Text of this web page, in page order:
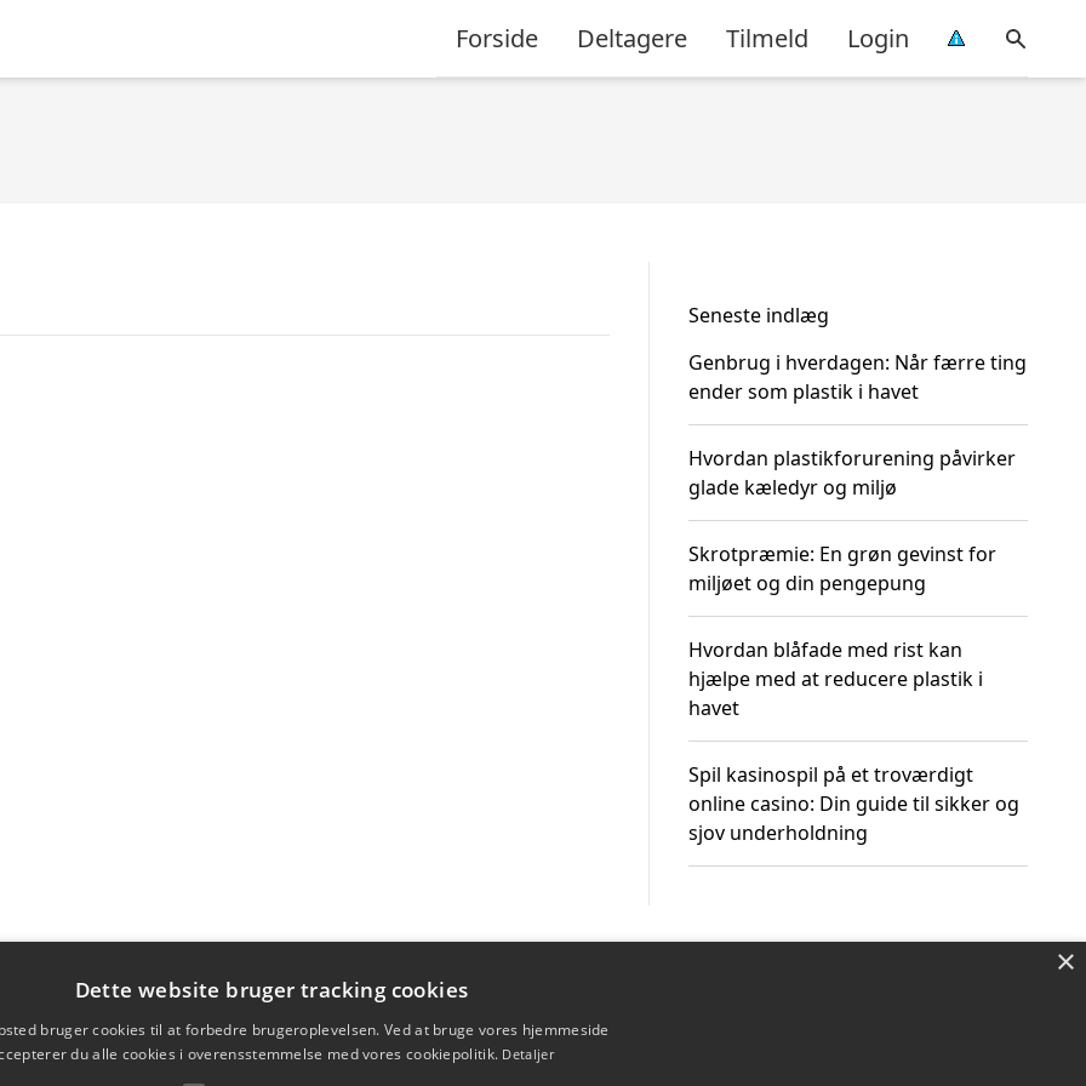
Forside Deltagere Tilmeld Login
Seneste indlæg
Genbrug i hverdagen: Når færre ting
ender som plastik i havet
Hvordan plastikforurening påvirker
glade kæledyr og miljø
Skrotpræmie: En grøn gevinst for
miljøet og din pengepung
Hvordan blåfade med rist kan
hjælpe med at reducere plastik i
havet
Spil kasinospil på et troværdigt
online casino: Din guide til sikker og
sjov underholdning
×
Dette website bruger tracking cookies
bruger cookies til at forbedre brugeroplevelsen. Ved at bruge vores hjemmeside
du alle cookies i overensstemmelse med vores cookiepolitik. Detaljer